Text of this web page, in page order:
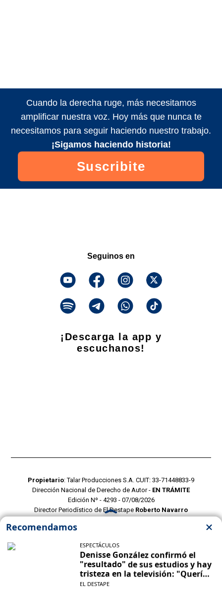
Cuando la derecha ruge, más necesitamos
amplificar nuestra voz. Hoy más que nunca te
necesitamos para seguir haciendo nuestro trabajo.
¡Sigamos haciendo historia!
Suscribite
Seguinos en
¡Descarga la app y
escuchanos!
Propietario: Talar Producciones S.A. CUIT: 33-71448833-9
Dirección Nacional de Derecho de Autor - EN TRÁMITE
Edición Nº - 4293 - 07/08/2026
Director Periodístico de El Destape Roberto Navarro
POLITICAS DE PRIVACIDAD
CONTACTO COMERCIAL
CONTACTO EDITORIAL